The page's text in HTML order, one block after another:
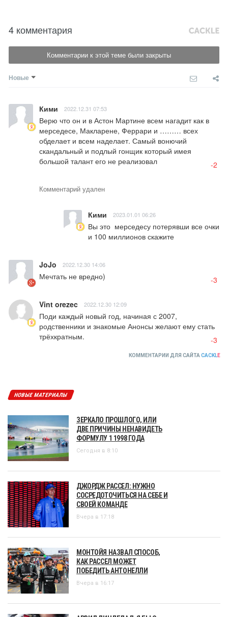
4 комментария
Комментарии к этой теме были закрыты
Новые
Кими 2022.12.31 07:53
Верю что он и в Астон Мартине всем нагадит как в
мерседесе, Макларене, Феррари и ……… всех
обделает и всем наделает. Самый вонючий
скандальный и подлый гонщик который имея
большой талант его не реализовал
-2
Комментарий удален
Кими 2023.01.01 06:26
Вы это  мерседесу потерявши все очки
и 100 миллионов скажите
JoJo 2022.12.30 14:06
Мечтать не вредно) -3
Vint orezec 2022.12.30 12:09
Поди каждый новый год, начиная с 2007,
родственники и знакомые Анонсы желают ему стать
трёхкратным.
-3
КОММЕНТАРИИ ДЛЯ САЙТА CACKLE
НОВЫЕ МАТЕРИАЛЫ
ЗЕРКАЛО ПРОШЛОГО, ИЛИ
ДВЕ ПРИЧИНЫ НЕНАВИДЕТЬ
ФОРМУЛУ 1 1998 ГОДА
Сегодня в 8:10
ДЖОРДЖ РАССЕЛ: НУЖНО
СОСРЕДОТОЧИТЬСЯ НА СЕБЕ И
СВОЕЙ КОМАНДЕ
Вчера в 17:18
МОНТОЙЯ НАЗВАЛ СПОСОБ,
КАК РАССЕЛ МОЖЕТ
ПОБЕДИТЬ АНТОНЕЛЛИ
Вчера в 16:17